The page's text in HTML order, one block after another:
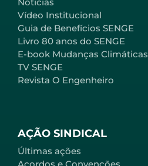
AÇÃO SINDICAL
Últimas ações
Acordos e Convenções
Vídeo Institucional
Guia de Benefícios SENGE
Livro 80 anos do SENGE
E-book Mudanças Climáticas
TV SENGE
Revista O Engenheiro